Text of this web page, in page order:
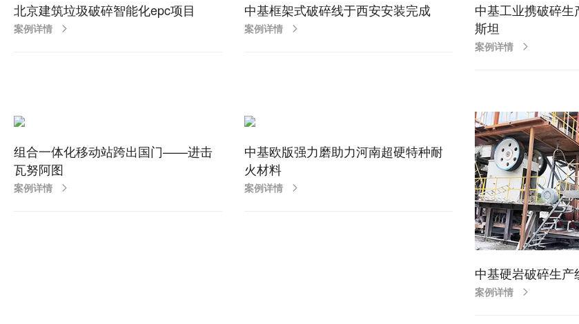
北京建筑垃圾破碎智能化epc项目
案例详情
中基框架式破碎线于西安安装完成
案例详情
中基工业携破碎
斯坦
案例详情
组合一体化移动站跨出国门——进击
瓦努阿图
案例详情
中基欧版强力磨助力河南超硬特种耐
火材料
案例详情
中基硬岩破碎生产
案例详情